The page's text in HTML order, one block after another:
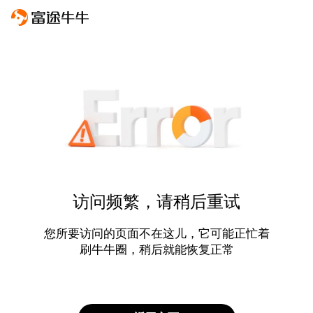
访问频繁，请稍后重试
您所要访问的页面不在这儿，它可能正忙着
刷牛牛圈，稍后就能恢复正常